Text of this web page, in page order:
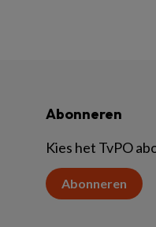
Abonneren
Kies het TvPO
Abonneren